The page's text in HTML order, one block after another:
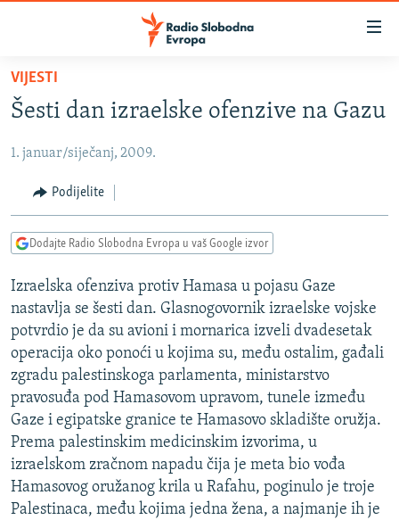
Pređite
na
glavni
Pređite
Pređite
pretragu
VIJESTI
SRBIJA
KOSOVO
VIZUELNO
VIDEO
FOTOGALERIJE
INFOGRAFIKE
PODCASTI
RAT U UKRAJINI
KINA NA BALKANU
RSE PRIČE IZ SVIJETA
ISPRIČAJ MI
DNEVNO@RSE
SPECIJALI RSE
VIŠE OD NASLOVA
VIJESTI
Šesti dan izraelske ofenzive na Gazu
1. januar/siječanj, 2009.
Podijelite
Dodajte Radio Slobodna Evropa u vaš Google izvor
Izraelska ofenziva protiv Hamasa u pojasu Gaze
nastavlja se šesti dan. Glasnogovornik izraelske vojske
potvrdio je da su avioni i mornarica izveli dvadesetak
operacija oko ponoći u kojima su, među ostalim, gađali
zgradu palestinskoga parlamenta, ministarstvo
pravosuđa pod Hamasovom upravom, tunele između
Gaze i egipatske granice te Hamasovo skladište oružja.
Prema palestinskim medicinskim izvorima, u
izraelskom zračnom napadu čija je meta bio vođa
Hamasovog oružanog krila u Rafahu, poginulo je troje
Palestinaca, među kojima jedna žena, a najmanje ih je